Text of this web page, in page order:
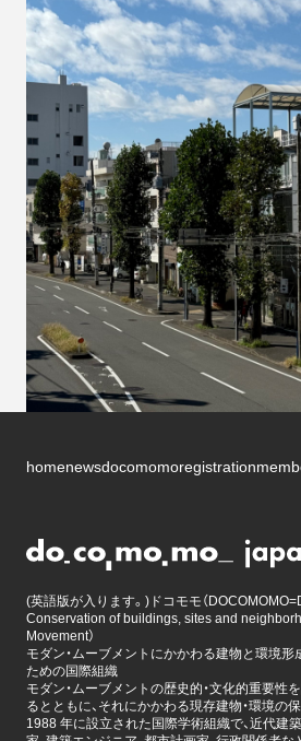
homenewsdocomomoregistration
(英語版が入ります。)ドコモモ（
Conservation of buildings, sites and
Movement）
モダン・ムーブメントにかかわる建物と環境
ための国際組織
モダン・ムーブメントの歴史的・文化的重要性
るとともに、それにかかわる現存建物・環境の
1988 年に設立された国際学術組織で、近代建